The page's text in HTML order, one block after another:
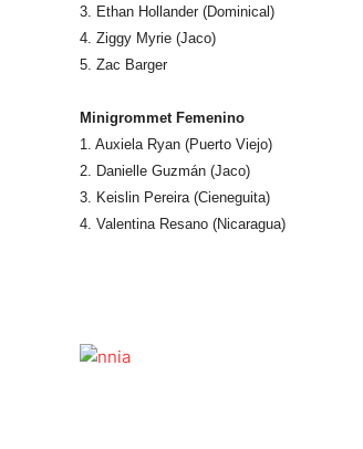
3. Ethan Hollander (Dominical)
4. Ziggy Myrie (Jaco)
5. Zac Barger
Minigrommet Femenino
1. Auxiela Ryan (Puerto Viejo)
2. Danielle Guzmán (Jaco)
3. Keislin Pereira (Cieneguita)
4. Valentina Resano (Nicaragua)